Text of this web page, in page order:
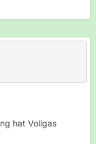
hat Vollgas